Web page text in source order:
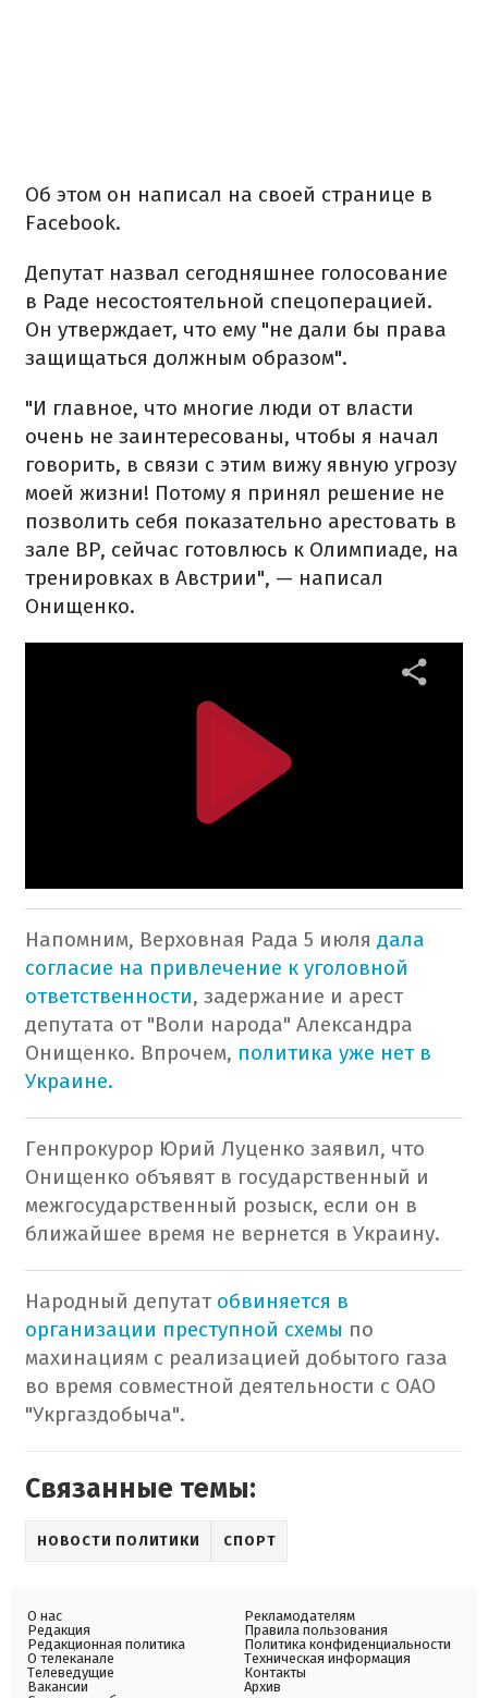
Об этом он написал на своей странице в
Facebook.
Депутат назвал сегодняшнее голосование
в Раде несостоятельной спецоперацией.
Он утверждает, что ему "не дали бы права
защищаться должным образом".
"И главное, что многие люди от власти
очень не заинтересованы, чтобы я начал
говорить, в связи с этим вижу явную угрозу
моей жизни! Потому я принял решение не
позволить себя показательно арестовать в
зале ВР, сейчас готовлюсь к Олимпиаде, на
тренировках в Австрии", — написал
Онищенко.
Напомним, Верховная Рада 5 июля дала
согласие на привлечение к уголовной
ответственности, задержание и арест
депутата от "Воли народа" Александра
Онищенко. Впрочем, политика уже нет в
Украине.
Генпрокурор Юрий Луценко заявил, что
Онищенко объявят в государственный и
межгосударственный розыск, если он в
ближайшее время не вернется в Украину.
Народный депутат обвиняется в
организации преступной схемы по
махинациям с реализацией добытого газа
во время совместной деятельности с ОАО
"Укргаздобыча".
Связанные темы:
НОВОСТИ ПОЛИТИКИ СПОРТ
О нас
Редакция
Редакционная политика
О телеканале
Телеведущие
Вакансии
Рекламодателям
Правила пользования
Политика конфиденциальности
Техническая информация
Контакты
Архив